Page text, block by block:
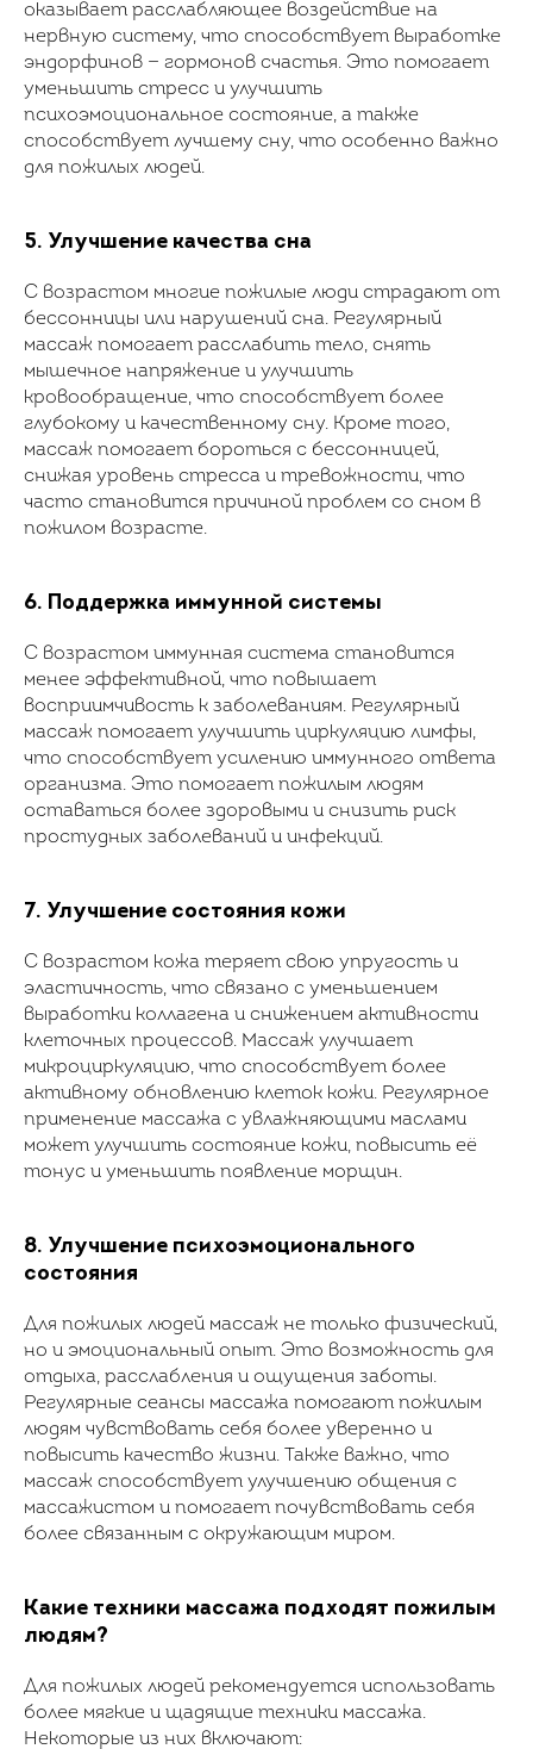
оказывает расслабляющее воздействие на
нервную систему, что способствует выработке
эндорфинов — гормонов счастья. Это помогает
уменьшить стресс и улучшить
психоэмоциональное состояние, а также
способствует лучшему сну, что особенно важно
для пожилых людей.
5. Улучшение качества сна
С возрастом многие пожилые люди страдают от
бессонницы или нарушений сна. Регулярный
массаж помогает расслабить тело, снять
мышечное напряжение и улучшить
кровообращение, что способствует более
глубокому и качественному сну. Кроме того,
массаж помогает бороться с бессонницей,
снижая уровень стресса и тревожности, что
часто становится причиной проблем со сном в
пожилом возрасте.
6. Поддержка иммунной системы
С возрастом иммунная система становится
менее эффективной, что повышает
восприимчивость к заболеваниям. Регулярный
массаж помогает улучшить циркуляцию лимфы,
что способствует усилению иммунного ответа
организма. Это помогает пожилым людям
оставаться более здоровыми и снизить риск
простудных заболеваний и инфекций.
7. Улучшение состояния кожи
С возрастом кожа теряет свою упругость и
эластичность, что связано с уменьшением
выработки коллагена и снижением активности
клеточных процессов. Массаж улучшает
микроциркуляцию, что способствует более
активному обновлению клеток кожи. Регулярное
применение массажа с увлажняющими маслами
может улучшить состояние кожи, повысить её
тонус и уменьшить появление морщин.
8. Улучшение психоэмоционального
состояния
Для пожилых людей массаж не только физический,
но и эмоциональный опыт. Это возможность для
отдыха, расслабления и ощущения заботы.
Регулярные сеансы массажа помогают пожилым
людям чувствовать себя более уверенно и
повысить качество жизни. Также важно, что
массаж способствует улучшению общения с
массажистом и помогает почувствовать себя
более связанным с окружающим миром.
Какие техники массажа подходят пожилым
людям?
Для пожилых людей рекомендуется использовать
более мягкие и щадящие техники массажа.
Некоторые из них включают: